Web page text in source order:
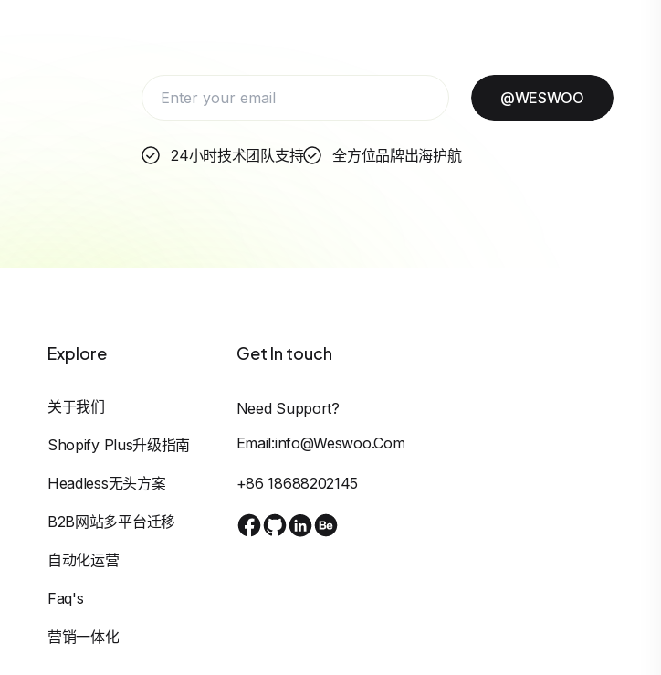
@WESWOO
24小时技术团队支持 全方位品牌出海护航
Explore
关于我们
Shopify Plus升级指南
Headless无头方案
B2B网站多平台迁移
自动化运营
Faq's
营销一体化
Get In touch
Need Support?
Email:info@weswoo.com
+86 18688202145